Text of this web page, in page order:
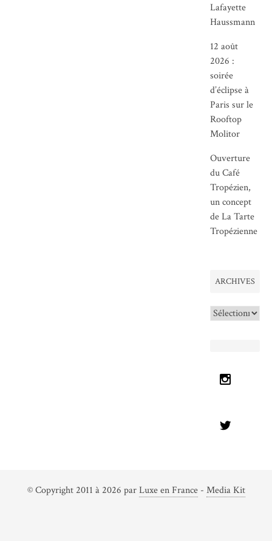
Lafayette
Haussmann
12 août
2026 :
soirée
d’éclipse à
Paris sur le
Rooftop
Molitor
Ouverture
du Café
Tropézien,
un concept
de La Tarte
Tropézienne
ARCHIVES
Archives
© Copyright 2011 à 2026 parLuxe en France- Media Kit